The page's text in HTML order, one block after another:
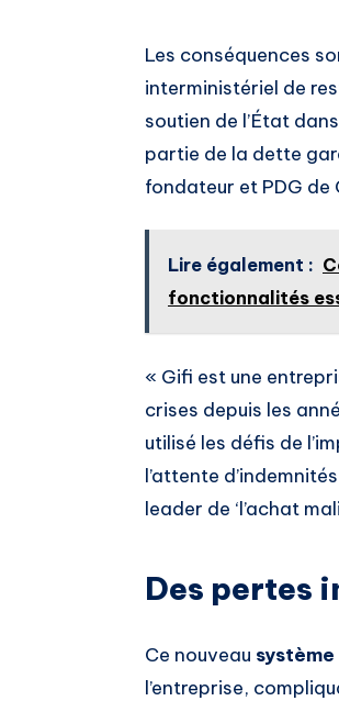
Les conséquences
interministériel de
soutien de l’État
partie de la dette
fondateur et PDG de
Lire également :
fonctionnalités
« Gifi est une
crises depuis les
utilisé les défis de
l’attente
leader de ‘l’achat
Des pertes
Ce nouveau système
l’entreprise,